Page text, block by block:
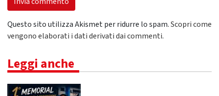
Questo sito utilizza Akismet per ridurre lo spam.Scopri come
vengono elaborati i dati derivati dai commenti.
Leggi anche